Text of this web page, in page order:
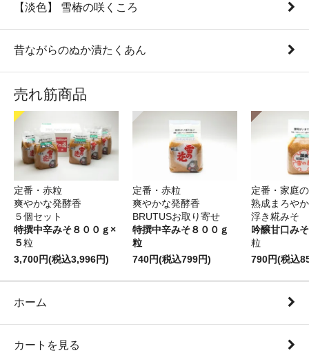
【淡色】 雪椿の咲くころ
昔ながらのぬか漬たくあん
売れ筋商品
定番・赤粒
爽やかな発酵香
５個セット
特撰中辛みそ８００ｇ×
５ 粒
3,700円(税込3,996円)
定番・赤粒
爽やかな発酵香
BRUTUSお取り寄せ
特撰中辛みそ８００ｇ
粒
740円(税込799円)
定番・家庭
熟成まろやか
浮き糀みそ
吟醸甘口み
粒
790円(税込
ホーム
カートを見る